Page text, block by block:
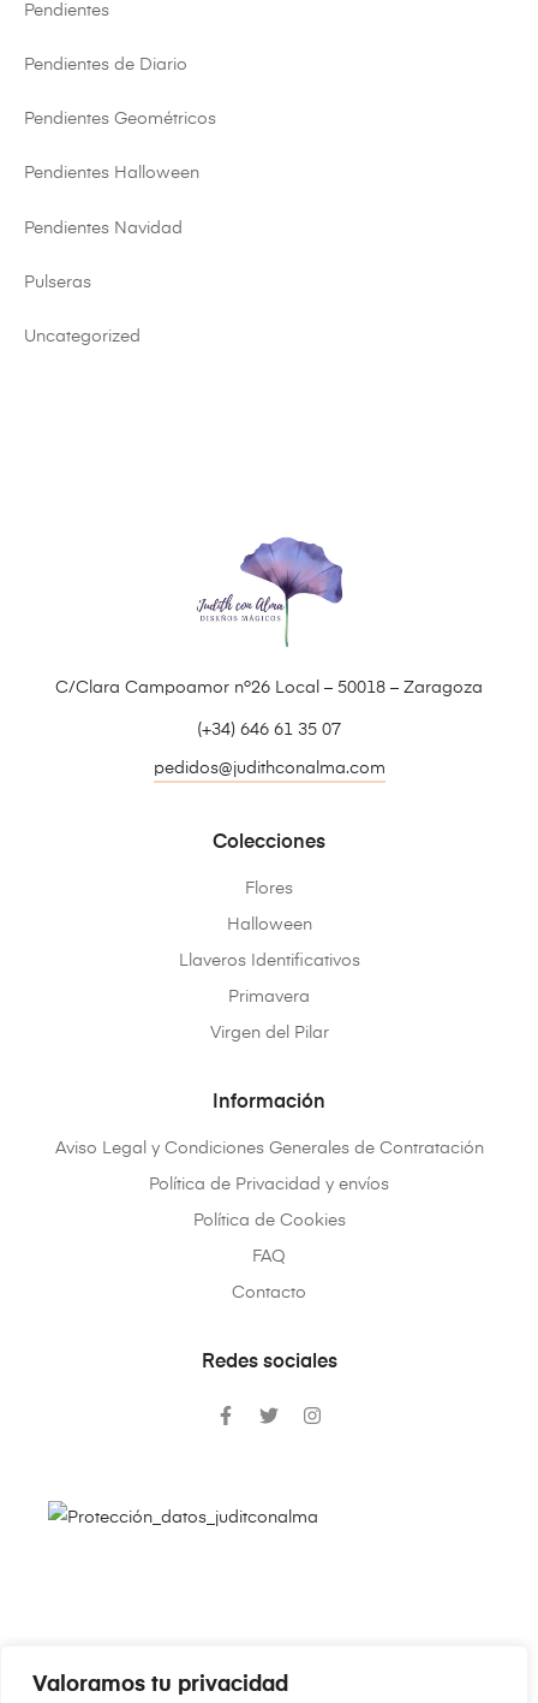
Valoramos tu privacidad
Pendientes
Pendientes de Diario
Pendientes Geométricos
Pendientes Halloween
Pendientes Navidad
Pulseras
Uncategorized
C/Clara Campoamor nº26 Local – 50018 – Zaragoza
(+34) 646 61 35 07
pedidos@judithconalma.com
Colecciones
Flores
Halloween
Llaveros Identificativos
Primavera
Virgen del Pilar
Información
Aviso Legal y Condiciones Generales de Contratación
Política de Privacidad y envíos
Política de Cookies
FAQ
Contacto
Redes sociales